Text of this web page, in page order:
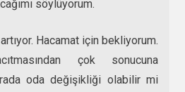
söylüyorum.
Hacamat için bekliyorum.
çok sonucuna
oda değişikliği olabilir mi